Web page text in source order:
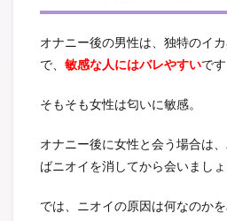
オナニー後の男性は、独特のイ
で、 敏感な人にはバレやすいです
そもそも女性は匂いに敏感。
オナニー後に女性と会う場合は
ばニオイを消してから会いましょ
では、ニオイの原因は何なのかを